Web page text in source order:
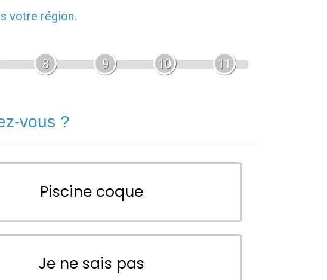
votre région.
8 9 10 11
vous ?
Piscine coque
Je ne sais pas